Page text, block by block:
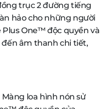
trục 2 đường tiếng
hảo cho những người
One™ độc quyền và
đến âm thanh chi tiết,
Màng loa hình nón sử